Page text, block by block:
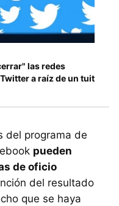
las redes
a raíz de un tuit
del programa de
pueden
de oficio
del resultado
que se haya